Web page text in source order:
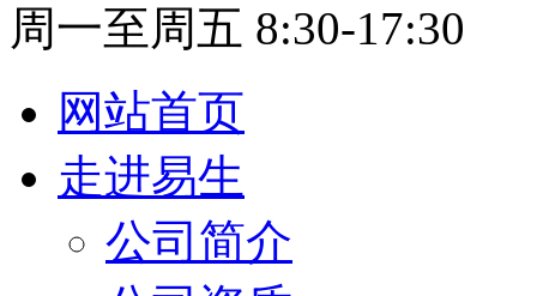
周一至周五 8:30-17:30
网站首页
走进易生
公司简介